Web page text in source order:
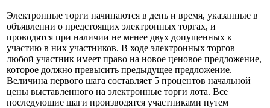
Электронные торги начинаются в день и время, указанные в
объявлении о предстоящих электронных торгах, и
проводятся при наличии не менее двух допущенных к
участию в них участников. В ходе электронных торгов
любой участник имеет право на новое ценовое предложение,
которое должно превысить предыдущее предложение.
Величина первого шага составляет 5 процентов начальной
цены выставленного на электронные торги лота. Все
последующие шаги производятся участниками путем